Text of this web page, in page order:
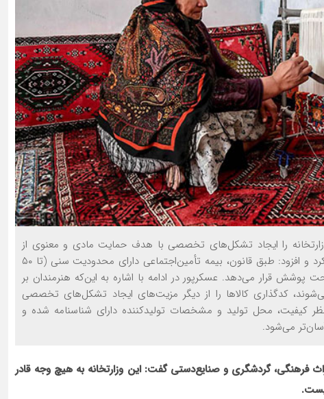
را ایجاد تشکل‌های تخصصی با هدف حمایت‌ مادی و معنوی از
هنرمندان صنایع‌دستی در سراسر کشور اعلام کرد و افزود: طبق قانون، بیمه تأمین‌اجتماعی دارای محدودیت سنی (تا ۵۰
پوشش قرار می‌دهد. عسکرپور در ادامه با اشاره به این‌که هنرمندان بر
کدگذاری کالاها را از دیگر مزیت‌های ایجاد تشکل‌های تخصصی
کیفیت، محل تولید و مشخصات تولیدکننده دارای شناسنامه شده و
می‌شود.
فرهنگی، گردشگری و صنایع‌دستی گفت: این وزارتخانه به هیچ وجه قادر